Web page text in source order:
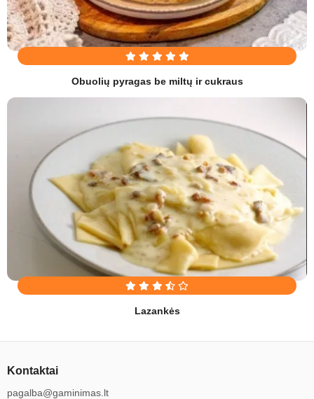
Obuolių pyragas be miltų ir cukraus
Lazankės
Kontaktai
pagalba@gaminimas.lt